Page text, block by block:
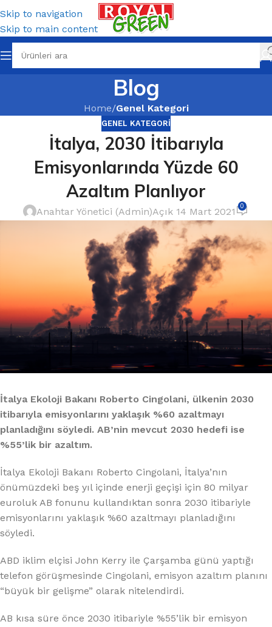
Skip to navigation
Skip to main content
Blog
Home/Genel Kategori
GENEL KATEGORI
İtalya, 2030 İtibarıyla
Emisyonlarında Yüzde 60
Azaltım Planlıyor
Anahtar Yönetici (Admin)Açık 14 Mart 2021 0
İtalya Ekoloji Bakanı Roberto Cingolani, ülkenin 2030
itibarıyla emisyonlarını yaklaşık %60 azaltmayı
planladığını söyledi. AB’nin mevcut 2030 hedefi ise
%55’lik bir azaltım.
İtalya Ekoloji Bakanı Roberto Cingolani, İtalya’nın
önümüzdeki beş yıl içinde enerji geçişi için 80 milyar
euroluk AB fonunu kullandıktan sonra 2030 itibariyle
emisyonlarını yaklaşık %60 azaltmayı planladığını
söyledi.
ABD iklim elçisi John Kerry ile Çarşamba günü yaptığı
telefon görüşmesinde Cingolani, emisyon azaltım planını
“büyük bir gelişme” olarak nitelendirdi.
AB kısa süre önce 2030 itibariyle %55’lik bir emisyon